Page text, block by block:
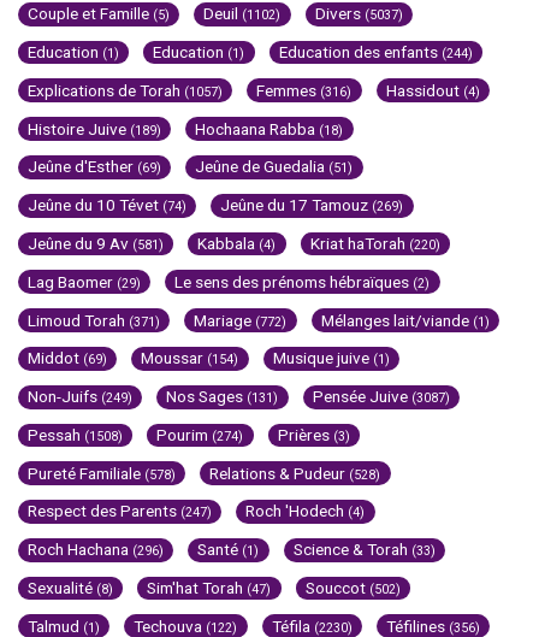
Couple et Famille (5) Deuil (1102) Divers (5037)
Education (1) Education (1) Education des enfants (244)
Explications de Torah (1057) Femmes (316) Hassidout (4)
Histoire Juive (189) Hochaana Rabba (18)
Jeûne d'Esther (69) Jeûne de Guedalia (51)
Jeûne du 10 Tévet (74) Jeûne du 17 Tamouz (269)
Jeûne du 9 Av (581) Kabbala (4) Kriat haTorah (220)
Lag Baomer (29) Le sens des prénoms hébraïques (2)
Limoud Torah (371) Mariage (772) Mélanges lait/viande (1)
Middot (69) Moussar (154) Musique juive (1)
Non-Juifs (249) Nos Sages (131) Pensée Juive (3087)
Pessah (1508) Pourim (274) Prières (3)
Pureté Familiale (578) Relations & Pudeur (528)
Respect des Parents (247) Roch 'Hodech (4)
Roch Hachana (296) Santé (1) Science & Torah (33)
Sexualité (8) Sim'hat Torah (47) Souccot (502)
Talmud (1) Techouva (122) Téfila (2230) Téfilines (356)